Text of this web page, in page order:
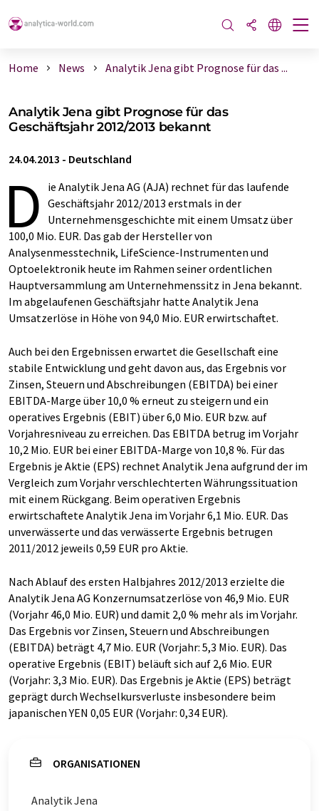
Home News Analytik Jena gibt Prognose für das ...
Analytik Jena gibt Prognose für das
Geschäftsjahr 2012/2013 bekannt
24.04.2013 - Deutschland
D
ie Analytik Jena AG (AJA) rechnet für das laufende
Geschäftsjahr 2012/2013 erstmals in der
Unternehmensgeschichte mit einem Umsatz über
100,0 Mio. EUR. Das gab der Hersteller von
Analysenmesstechnik, LifeScience-Instrumenten und
Optoelektronik heute im Rahmen seiner ordentlichen
Hauptversammlung am Unternehmenssitz in Jena bekannt.
Im abgelaufenen Geschäftsjahr hatte Analytik Jena
Umsatzerlöse in Höhe von 94,0 Mio. EUR erwirtschaftet.
Auch bei den Ergebnissen erwartet die Gesellschaft eine
stabile Entwicklung und geht davon aus, das Ergebnis vor
Zinsen, Steuern und Abschreibungen (EBITDA) bei einer
EBITDA-Marge über 10,0 % erneut zu steigern und ein
operatives Ergebnis (EBIT) über 6,0 Mio. EUR bzw. auf
Vorjahresniveau zu erreichen. Das EBITDA betrug im Vorjahr
10,2 Mio. EUR bei einer EBITDA-Marge von 10,8 %. Für das
Ergebnis je Aktie (EPS) rechnet Analytik Jena aufgrund der im
Vergleich zum Vorjahr verschlechterten Währungssituation
mit einem Rückgang. Beim operativen Ergebnis
erwirtschaftete Analytik Jena im Vorjahr 6,1 Mio. EUR. Das
unverwässerte und das verwässerte Ergebnis betrugen
2011/2012 jeweils 0,59 EUR pro Aktie.
Nach Ablauf des ersten Halbjahres 2012/2013 erzielte die
Analytik Jena AG Konzernumsatzerlöse von 46,9 Mio. EUR
(Vorjahr 46,0 Mio. EUR) und damit 2,0 % mehr als im Vorjahr.
Das Ergebnis vor Zinsen, Steuern und Abschreibungen
(EBITDA) beträgt 4,7 Mio. EUR (Vorjahr: 5,3 Mio. EUR). Das
operative Ergebnis (EBIT) beläuft sich auf 2,6 Mio. EUR
(Vorjahr: 3,3 Mio. EUR). Das Ergebnis je Aktie (EPS) beträgt
geprägt durch Wechselkursverluste insbesondere beim
japanischen YEN 0,05 EUR (Vorjahr: 0,34 EUR).
ORGANISATIONEN
Analytik Jena